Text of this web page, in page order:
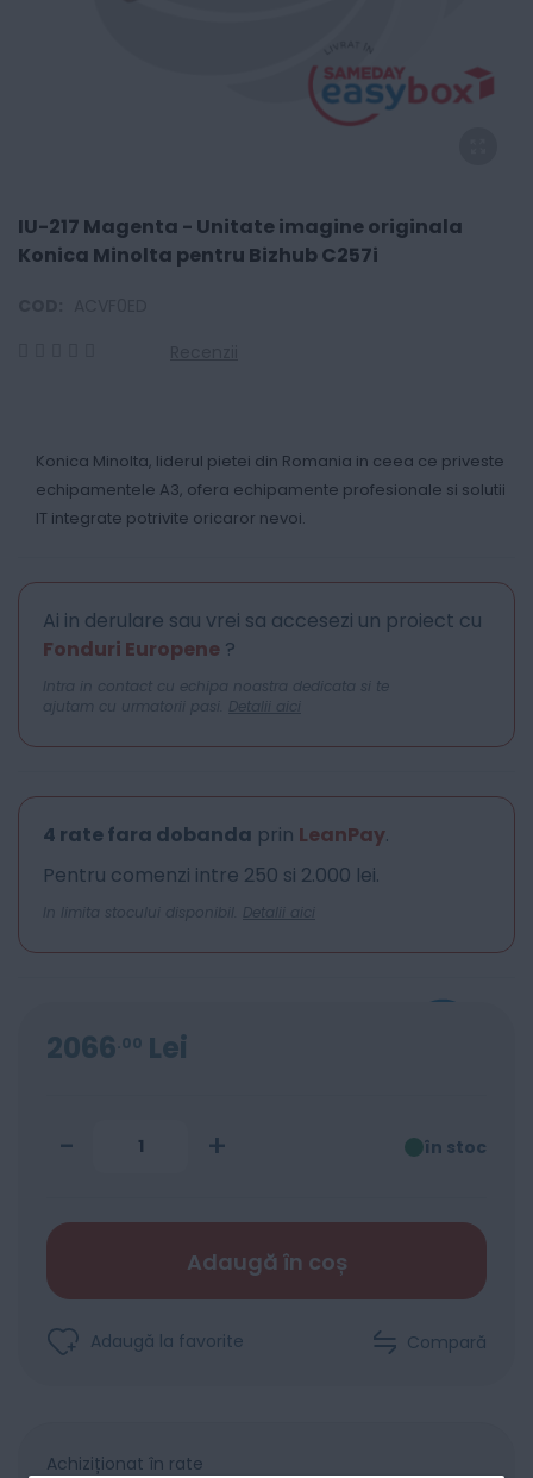
IU-217 Magenta - Unitate imagine originala
Konica Minolta pentru Bizhub C257i
Konica Minolta, liderul pietei din Romania in ceea ce priveste
echipamentele A3, ofera echipamente profesionale si solutii
IT integrate potrivite oricaror nevoi.
Ai in derulare sau vrei sa accesezi un proiect cu
Fonduri Europene ?
Intra in contact cu echipa noastra dedicata si te
ajutam cu urmatorii pasi. Detalii aici
4 rate fara dobanda prin LeanPay.
Pentru comenzi intre 250 si 2.000 lei.
In limita stocului disponibil. Detalii aici
2066 00 Lei
- + în stoc
Adaugă în coș
Adaugă la favorite Compară
Achiziționat în rate